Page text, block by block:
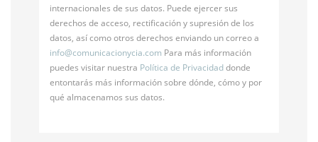
internacionales de sus datos. Puede ejercer sus
derechos de acceso, rectificación y supresión de los
datos, así como otros derechos enviando un correo a
info@comunicacionycia.com Para más información
puedes visitar nuestra Política de Privacidaddonde
entontarás más información sobre dónde, cómo y por
qué almacenamos sus datos.